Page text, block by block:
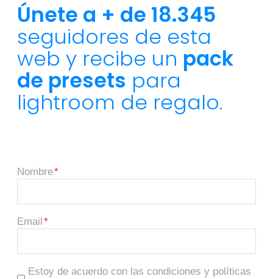
Únete a + de 18.345
seguidores de esta
web y recibe un pack
de presets para
lightroom de regalo.
Nombre
Email
Estoy de acuerdo con las condiciones y políticas